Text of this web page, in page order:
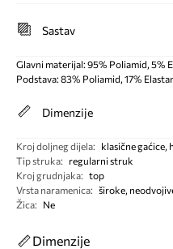
Sastav
Glavni materijal: 95% Poliamid, 5%
Podstava: 83% Poliamid, 17%
Dimenzije
Kroj doljneg dijela:
klasične gaćice,
Tip struka:
regularni struk
Kroj grudnjaka: top
Vrsta naramenica: široke,
Žica: Ne
Dimenzije